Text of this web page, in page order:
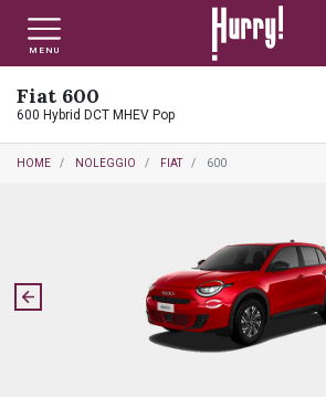
MENU
Fiat 600
600 Hybrid DCT MHEV Pop
HOME NOLEGGIO FIAT 600
NLT PRIVATI
NLT USATO PRIVATI
NLT NUOVO